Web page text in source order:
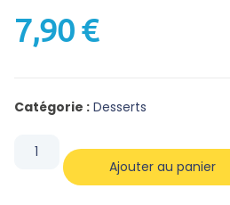
7,90€
Catégorie : Desserts
Ajouter au panier